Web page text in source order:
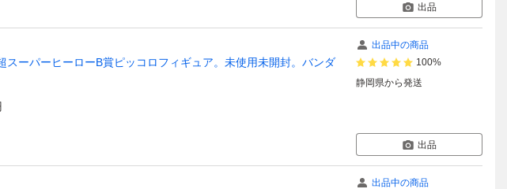
出品
スーパーヒーローB賞ピッコロフィギュア。未使用未開封。バンダ
出品中の商品
100%
静岡県から発送
出品
出品中の商品